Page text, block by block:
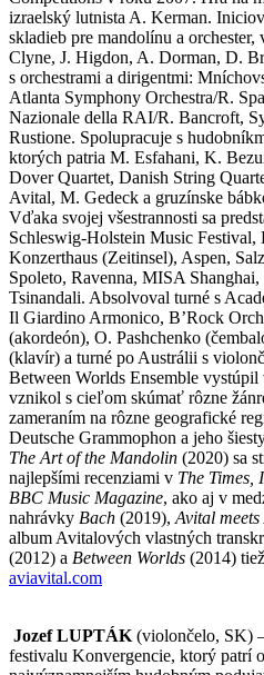
izraelský lutnista A. Kerman.
skladieb pre mandolínu a
Clyne, J. Higdon, A. Dorman, D.
s orchestrami a dirigentmi:
Atlanta Symphony Orchestra/R.
Nazionale della RAI/R. Bancroft,
Rustione. Spolupracuje s
ktorých patria M. Esfahani, K.
Dover Quartet, Danish String
Avital, M. Gedeck a gruzínske
Vďaka svojej všestrannosti sa
Schleswig-Holstein Music
Konzerthaus (Zeitinsel), Aspen,
Spoleto, Ravenna, MISA
Tsinandali. Absolvoval turné s
Il Giardino Armonico, B’Rock
(akordeón), O. Pashchenko
(klavír) a turné po Austrálii s
Between Worlds Ensemble
vznikol s cieľom skúmať rôzne
zameraním na rôzne geografické
Deutsche Grammophon a jeho
The Art of the Mandolin (2020) sa
najlepšími recenziami v The Times,
BBC Music Magazine, ako aj v
nahrávky Bach (2019), Avital
album Avitalových vlastných
(2012) a Between Worlds (2014)
aviavital.com
Jozef LUPTÁK (violončelo, SK)
festivalu Konvergencie, ktorý patrí